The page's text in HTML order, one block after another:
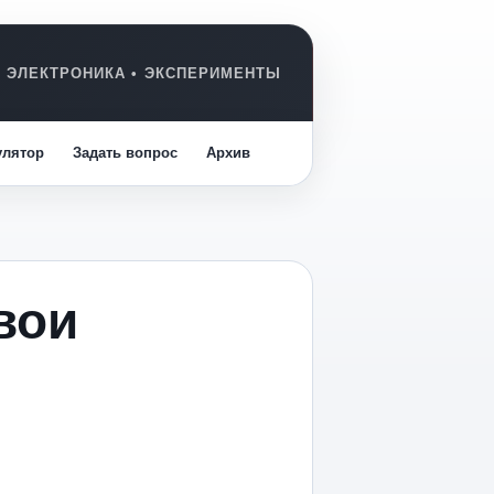
Задать вопрос Архив